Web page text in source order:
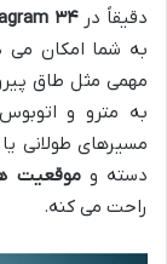
دقیقاً در۳۴ Avenue de Wagram
به شما امکان می
مهمی مثل طاق
به مترو و
مسیرهای طولانی
دسته وموقعیت
راحت می کنه.